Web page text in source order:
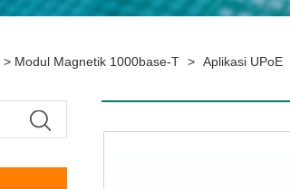
> Modul Magnetik 1000base-T > Aplikasi UPoE